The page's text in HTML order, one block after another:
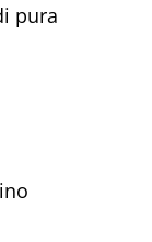
pura